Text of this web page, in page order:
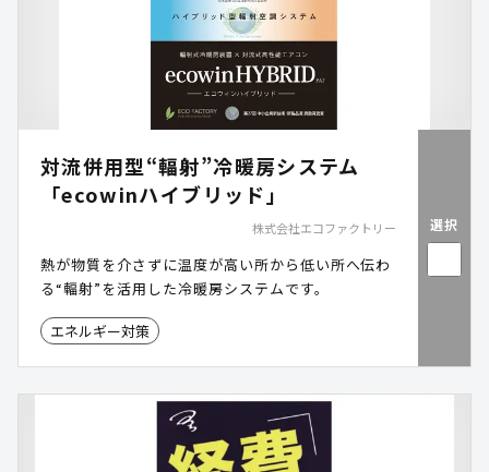
対流併用型“輻射”冷暖房システム
「ecowinハイブリッド」
株式会社エコファクトリー
熱が物質を介さずに温度が高い所から低い所へ伝わ
る“輻射”を活用した冷暖房システムです。
エネルギー対策
選択